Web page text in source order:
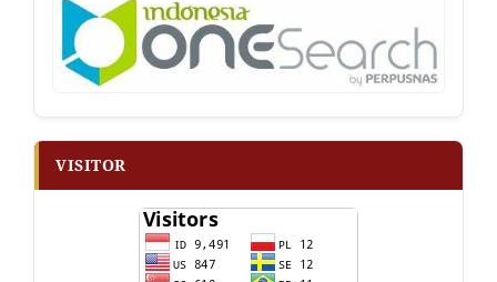
VISITOR